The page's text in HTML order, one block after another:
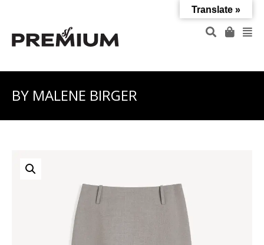
BY MALENE BIRGER
Translate »